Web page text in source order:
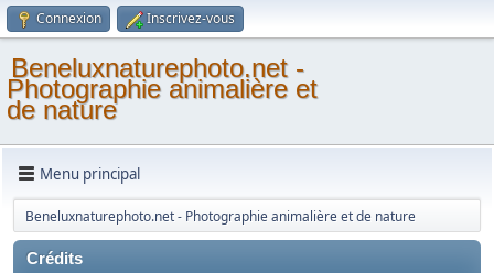
Connexion Inscrivez-vous
Beneluxnaturephoto.net -
Photographie animalière et
de nature
Menu principal
Beneluxnaturephoto.net - Photographie animalière et de nature
Crédits